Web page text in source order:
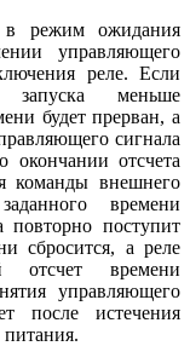
в режим ожидания
управляющего
реле. Если
запуска меньше
будет прерван, а
сигнала
окончании отсчета
команды внешнего
времени
повторно поступит
сбросится, а реле
отсчет времени
управляющего
после истечения